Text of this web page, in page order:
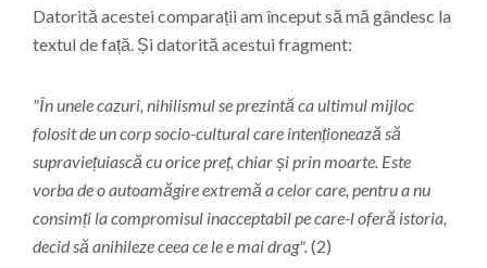
Datorită acestei comparații am început să mă gândesc la
textul de față. Și datorită acestui fragment:
"În unele cazuri, nihilismul se prezintă ca ultimul mijloc
folosit de un corp socio-cultural care intenționează să
supraviețuiască cu orice preț, chiar și prin moarte. Este
vorba de o autoamăgire extremă a celor care, pentru a nu
consimți la compromisul inacceptabil pe care-l oferă istoria,
decid să anihileze ceea ce le e mai drag".(2)